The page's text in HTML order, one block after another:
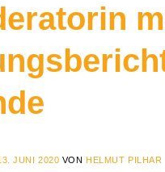
JUNI 2020 VON HELMUT PILHAR